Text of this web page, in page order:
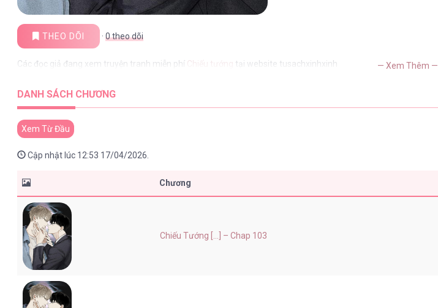
THEO DÕI ·0theo dõi
Các đọc giả đang xem truyện tranh miễn phí Chiếu tướng tại website tusachxinhxinh — Xem Thêm —
DANH SÁCH CHƯƠNG
Xem Từ Đầu
Cập nhật lúc 12:53 17/04/2026.
Chương
Chiếu Tướng [...] – Chap 103